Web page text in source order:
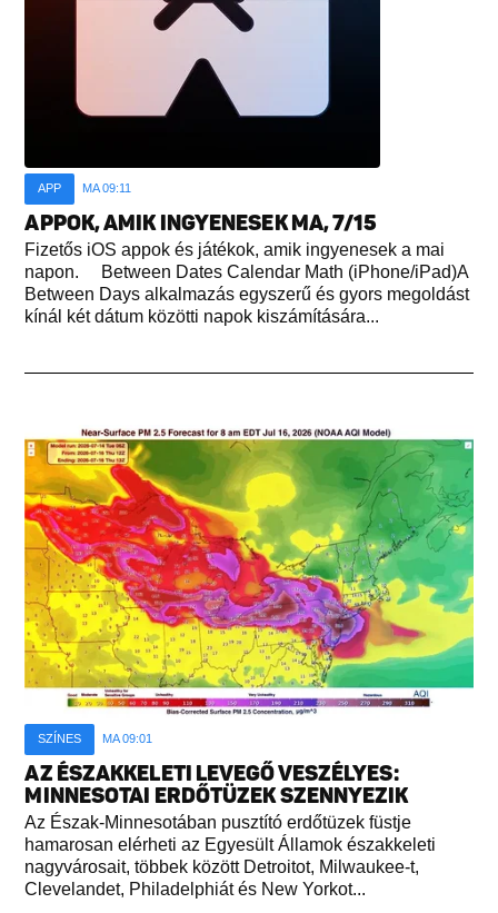
APP MA 09:11
APPOK, AMIK INGYENESEK MA, 7/15
Fizetős iOS appok és játékok, amik ingyenesek a mai
napon. Between Dates Calendar Math (iPhone/iPad)A
Between Days alkalmazás egyszerű és gyors megoldást
kínál két dátum közötti napok kiszámítására...
SZÍNES MA 09:01
AZ ÉSZAKKELETI LEVEGŐ VESZÉLYES:
MINNESOTAI ERDŐTÜZEK SZENNYEZIK
Az Észak-Minnesotában pusztító erdőtüzek füstje
hamarosan elérheti az Egyesült Államok északkeleti
nagyvárosait, többek között Detroitot, Milwaukee-t,
Clevelandet, Philadelphiát és New Yorkot...